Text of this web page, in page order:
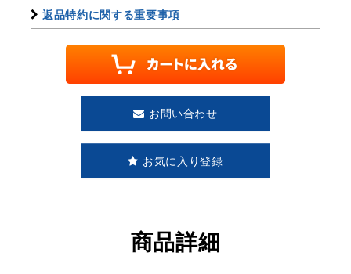
返品特約に関する重要事項
お問い合わせ
お気に入り登録
商品詳細